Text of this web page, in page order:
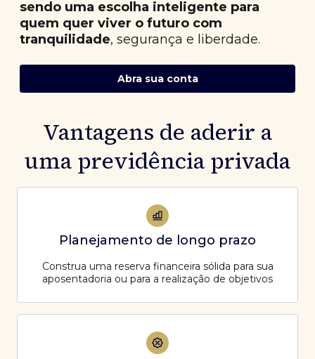
sendo uma escolha inteligente para
quem quer viver o futuro com
tranquilidade, segurança e liberdade.
Abra sua conta
Vantagens de aderir a
uma previdência privada
Planejamento de longo prazo
Construa uma reserva financeira sólida para sua
aposentadoria ou para a realização de objetivos